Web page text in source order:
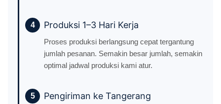
4 Produksi 1–3 Hari Kerja
Proses produksi berlangsung cepat tergantung
jumlah pesanan. Semakin besar jumlah, semakin
optimal jadwal produksi kami atur.
5 Pengiriman ke Tangerang